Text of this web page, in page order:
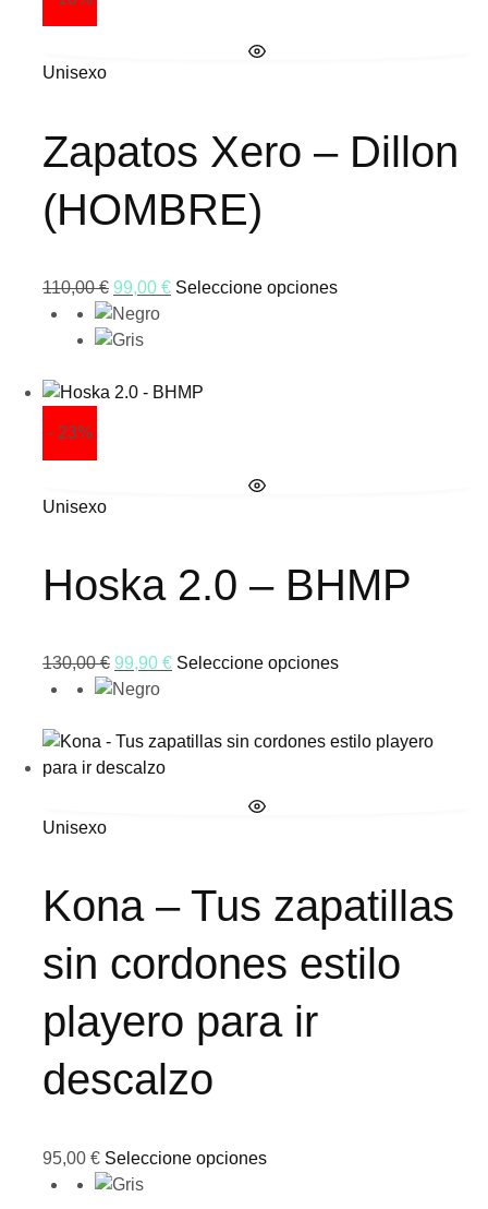
Unisexo
Zapatos Xero – Dillon
(HOMBRE)
110,00€ 99,00 € Seleccione opciones
- 23%
Unisexo
Hoska 2.0 – BHMP
130,00€ 99,90 € Seleccione opciones
Unisexo
Kona – Tus zapatillas
sin cordones estilo
playero para ir
descalzo
95,00 € Seleccione opciones